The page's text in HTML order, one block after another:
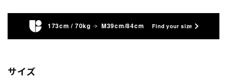
173cm / 70kg M39cm/84cm Find your size
サイズ